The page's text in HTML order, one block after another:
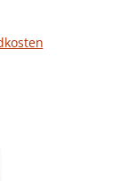
der
dem